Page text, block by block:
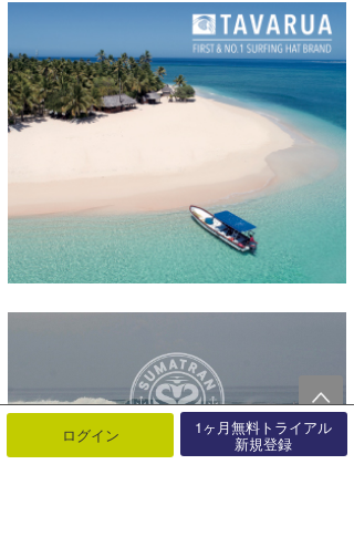
ログイン 1ヶ月無料トライアル
新規登録